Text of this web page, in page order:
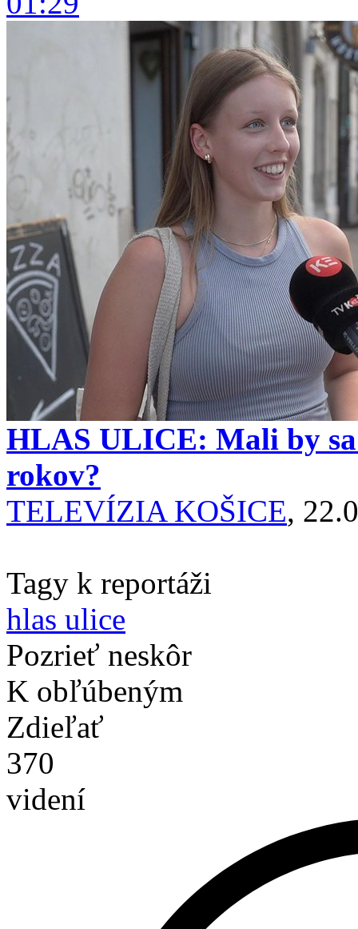
HLAS ULICE: Mali by sa
rokov?
TELEVÍZIA KOŠICE,
Tagy k reportáži
hlas ulice
Pozrieť neskôr
K obľúbeným
Zdieľať
370
videní